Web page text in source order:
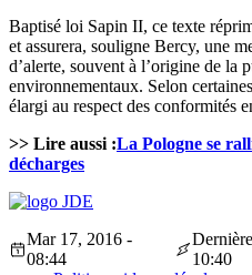
Baptisé loi Sapin II, ce texte
et assurera, souligne Bercy, une
d’alerte, souvent à l’origine de la
environnementaux. Selon
élargi au respect des conformités
>> Lire aussi :La Pologne se
décharges
Mar 17, 2016 -
08:44
10:40